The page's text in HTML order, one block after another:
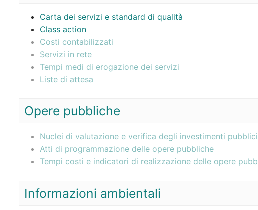
Carta dei servizi e standard di qualità
Class action
Costi contabilizzati
Servizi in rete
Tempi medi di erogazione dei servizi
Liste di attesa
Opere pubbliche
Nuclei di valutazione e verifica degli investimenti pubblici
Atti di programmazione delle opere pubbliche
Tempi costi e indicatori di realizzazione delle opere
Informazioni ambientali